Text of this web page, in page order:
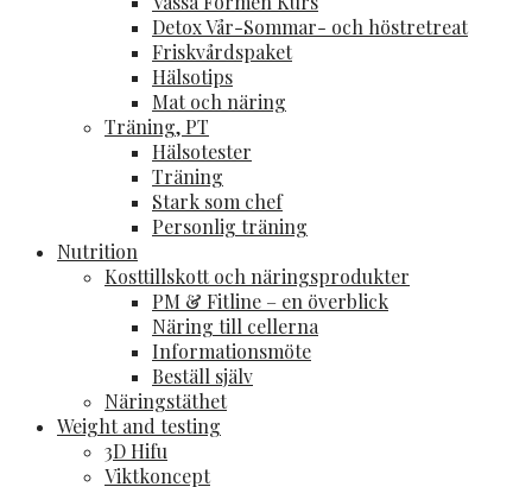
Detox Vår-Sommar- och höstretreat
Friskvårdspaket
Hälsotips
Mat och näring
Träning, PT
Hälsotester
Träning
Stark som chef
Personlig träning
Nutrition
Kosttillskott och näringsprodukter
PM & Fitline – en överblick
Näring till cellerna
Informationsmöte
Beställ själv
Näringstäthet
Weight and testing
3D Hifu
Viktkoncept